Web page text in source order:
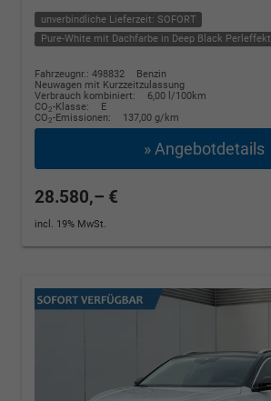
unverbindliche Lieferzeit: SOFORT
Pure-White mit Dachfarbe in Deep Black Perleffekt
Fahrzeugnr.: 498832
Benzin
Neuwagen mit Kurzzeitzulassung
Verbrauch kombiniert:
6,00 l/100km
CO2-Klasse:
E
CO2-Emissionen: 137,00 g/km
» Angebotdetails
28.580,– €
incl. 19% MwSt.